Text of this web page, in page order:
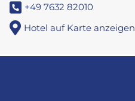
+49 7632 82010
Hotel auf Karte anzeigen